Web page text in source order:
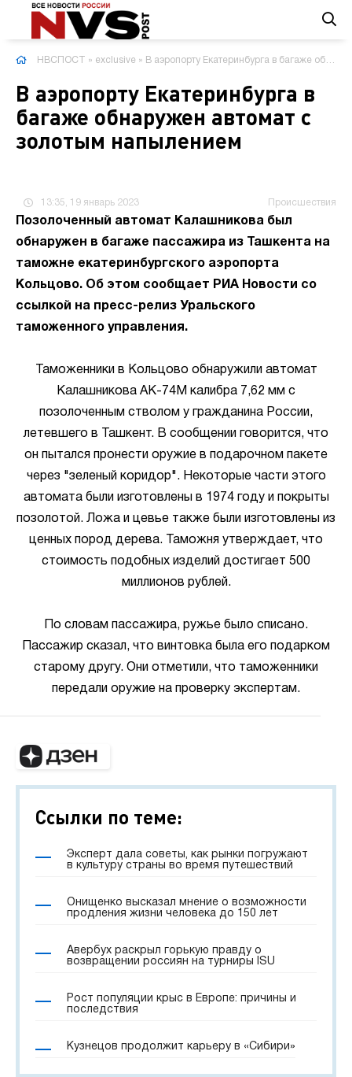
НВСПОСТ » exclusive » В аэропорту Екатеринбурга в багаже обнаружен автомат с золотым напылением
В аэропорту Екатеринбурга в
багаже обнаружен автомат с
золотым напылением
13:35, 19 январь 2023 Происшествия
Позолоченный автомат Калашникова был
обнаружен в багаже пассажира из Ташкента на
таможне екатеринбургского аэропорта
Кольцово. Об этом сообщает РИА Новости со
ссылкой на пресс-релиз Уральского
таможенного управления.
Таможенники в Кольцово обнаружили автомат
Калашникова АК-74М калибра 7,62 мм с
позолоченным стволом у гражданина России,
летевшего в Ташкент. В сообщении говорится, что
он пытался пронести оружие в подарочном пакете
через "зеленый коридор". Некоторые части этого
автомата были изготовлены в 1974 году и покрыты
позолотой. Ложа и цевье также были изготовлены из
ценных пород дерева. Таможня утверждает, что
стоимость подобных изделий достигает 500
миллионов рублей.
По словам пассажира, ружье было списано.
Пассажир сказал, что винтовка была его подарком
старому другу. Они отметили, что таможенники
передали оружие на проверку экспертам.
Ссылки по теме:
Эксперт дала советы, как рынки погружают
в культуру страны во время путешествий
Онищенко высказал мнение о возможности
продления жизни человека до 150 лет
Авербух раскрыл горькую правду о
возвращении россиян на турниры ISU
Рост популяции крыс в Европе: причины и
последствия
Кузнецов продолжит карьеру в «Сибири»